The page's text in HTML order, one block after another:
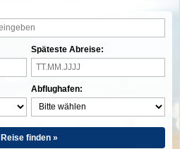
Späteste Abreise:
Abflughafen:
Reise finden »